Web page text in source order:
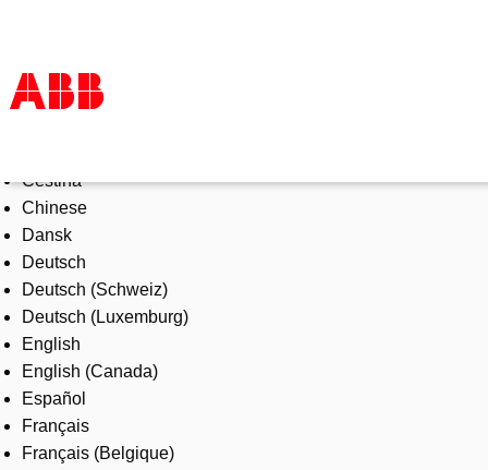
Products & Solutions
Industries
Services
About us
Where to buy
Contact us
Careers
Čeština
Chinese
Dansk
Deutsch
Deutsch (Schweiz)
Deutsch (Luxemburg)
English
English (Canada)
Español
Français
Français (Belgique)